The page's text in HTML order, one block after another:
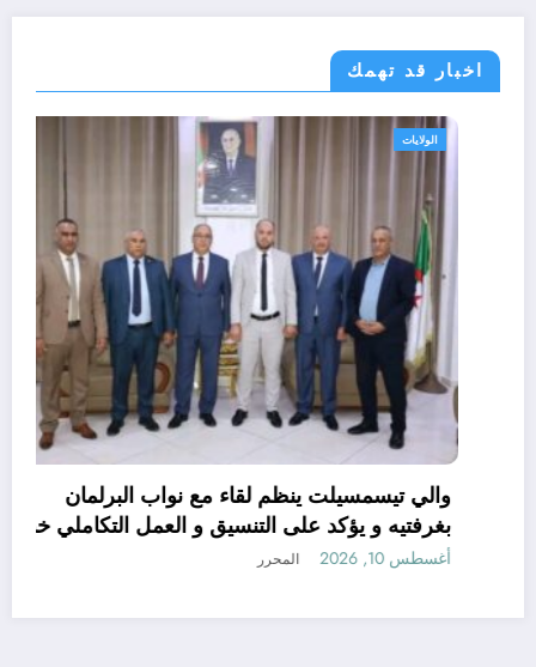
اخبار قد تهمك
تحذير من مشروبات غازية .. اسرار صناعة
المشروبات الغازية
أغسطس 10, 2026